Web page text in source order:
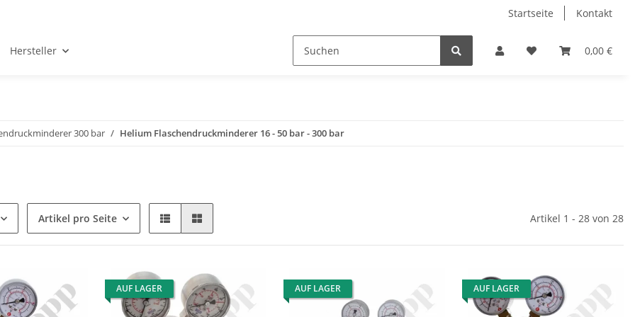
Startseite Kontakt
0,00 €
Hersteller
300 bar Helium Flaschendruckminderer 16 - 50 bar - 300 bar
Artikel pro Seite Artikel 1 - 28 von 28
AUF LAGER AUF LAGER AUF LAGER